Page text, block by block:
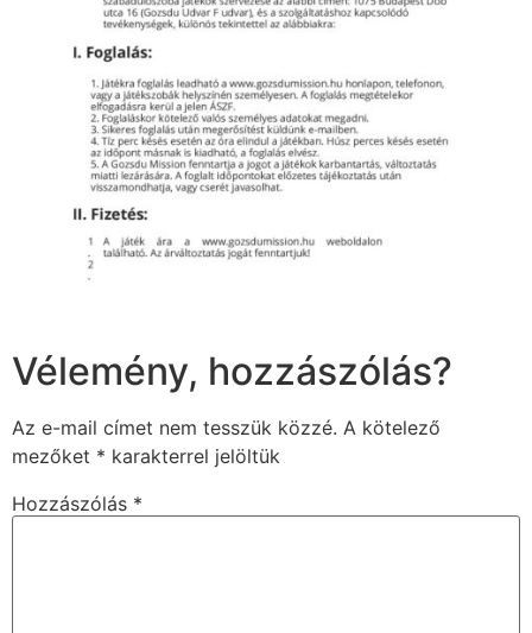
Vélemény, hozzászólás?
Az e-mail címet nem tesszük közzé. A kötelező
mezőket * karakterrel jelöltük
Hozzászólás *